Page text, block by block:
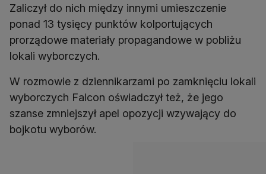
Zaliczył do nich między innymi umieszczenie
ponad 13 tysięcy punktów kolportujących
prorządowe materiały propagandowe w pobliżu
lokali wyborczych.
W rozmowie z dziennikarzami po zamknięciu lokali
wyborczych Falcon oświadczył też, że jego
szanse zmniejszył apel opozycji wzywający do
bojkotu wyborów.